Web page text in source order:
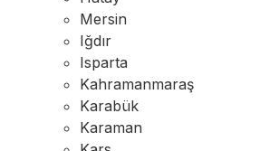
Mersin
Iğdır
Isparta
Kahramanmaraş
Karabük
Karaman